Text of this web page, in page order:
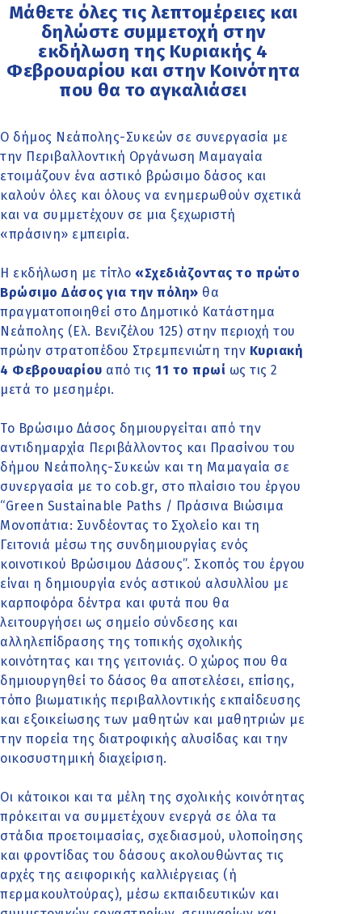
Μάθετε όλες τις λεπτομέρειες και
δηλώστε συμμετοχή στην
εκδήλωση της Κυριακής 4
Φεβρουαρίου και στην Κοινότητα
που θα το αγκαλιάσει
O δήμος Νεάπολης-Συκεών σε συνεργασία με
την Περιβαλλοντική Οργάνωση Μαμαγαία
ετοιμάζουν ένα αστικό βρώσιμο δάσος και
καλούν όλες και όλους να ενημερωθούν σχετικά
και να συμμετέχουν σε μια ξεχωριστή
«πράσινη» εμπειρία.
Η εκδήλωση με τίτλο «Σχεδιάζοντας το πρώτο
Βρώσιμο Δάσος για την πόλη» θα
πραγματοποιηθεί στο Δημοτικό Κατάστημα
Νεάπολης (Ελ. Βενιζέλου 125) στην περιοχή του
πρώην στρατοπέδου Στρεμπενιώτη την Κυριακή
4 Φεβρουαρίου από τις 11 το πρωί ως τις 2
μετά το μεσημέρι.
Το Βρώσιμο Δάσος δημιουργείται από την
αντιδημαρχία Περιβάλλοντος και Πρασίνου του
δήμου Νεάπολης-Συκεών και τη Μαμαγαία σε
συνεργασία με το cob.gr, στο πλαίσιο του έργου
“Green Sustainable Paths / Πράσινα Βιώσιμα
Μονοπάτια: Συνδέοντας το Σχολείο και τη
Γειτονιά μέσω της συνδημιουργίας ενός
κοινοτικού Βρώσιμου Δάσους”. Σκοπός του έργου
είναι η δημιουργία ενός αστικού αλσυλλίου με
καρποφόρα δέντρα και φυτά που θα
λειτουργήσει ως σημείο σύνδεσης και
αλληλεπίδρασης της τοπικής σχολικής
κοινότητας και της γειτονιάς. Ο χώρος που θα
δημιουργηθεί το δάσος θα αποτελέσει, επίσης,
τόπο βιωματικής περιβαλλοντικής εκπαίδευσης
και εξοικείωσης των μαθητών και μαθητριών με
την πορεία της διατροφικής αλυσίδας και την
οικοσυστημική διαχείριση.
Οι κάτοικοι και τα μέλη της σχολικής κοινότητας
πρόκειται να συμμετέχουν ενεργά σε όλα τα
στάδια προετοιμασίας, σχεδιασμού, υλοποίησης
και φροντίδας του δάσους ακολουθώντας τις
αρχές της αειφορικής καλλιέργειας (ή
περμακουλτούρας), μέσω εκπαιδευτικών και